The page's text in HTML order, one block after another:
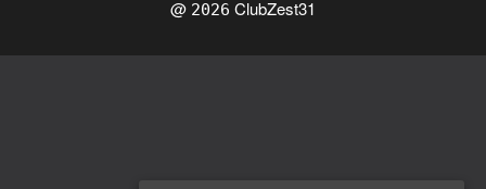
@ 2026 ClubZest31